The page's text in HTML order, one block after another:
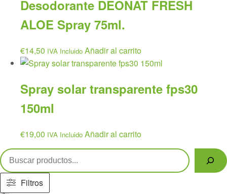
Desodorante DEONAT FRESH
ALOE Spray 75ml.
€14,50 IVA Incluido Añadir al carrito
Spray solar transparente fps30
150ml
€19,00 IVA Incluido Añadir al carrito
Buscar
Filtros